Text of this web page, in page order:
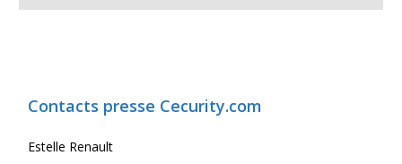
Contacts presse Cecurity.com
Estelle Renault